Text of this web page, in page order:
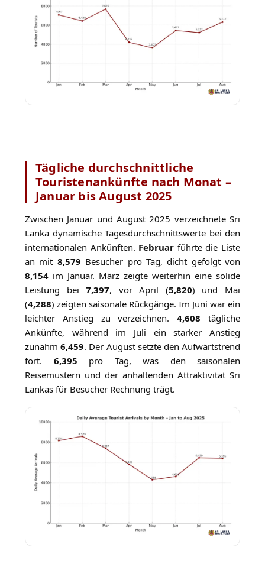
Tägliche durchschnittliche
Touristenankünfte nach Monat –
Januar bis August 2025
Zwischen Januar und August 2025 verzeichnete Sri
Lanka dynamische Tagesdurchschnittswerte bei den
internationalen Ankünften. Februar führte die Liste
an mit 8,579 Besucher pro Tag, dicht gefolgt von
8,154 im Januar. März zeigte weiterhin eine solide
Leistung bei7,397, vor April (5,820) und Mai
(4,288) zeigten saisonale Rückgänge. Im Juni war ein
leichter Anstieg zu verzeichnen.4,608 tägliche
Ankünfte, während im Juli ein starker Anstieg
zunahm6,459. Der August setzte den Aufwärtstrend
fort. 6,395 pro Tag, was den saisonalen
Reisemustern und der anhaltenden Attraktivität Sri
Lankas für Besucher Rechnung trägt.